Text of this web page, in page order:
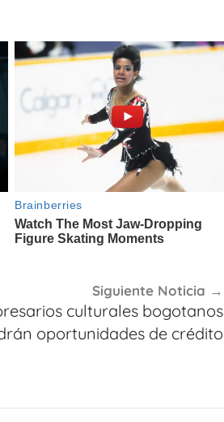
Siguiente Noticia
culturales bogotanos
oportunidades de crédito